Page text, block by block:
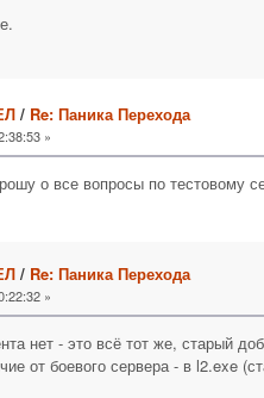
/ Re: Паника Перехода
»
о все вопросы по тестовому
/ Re: Паника Перехода
»
нет - это всё тот же, старый
от боевого сервера - в l2.exe